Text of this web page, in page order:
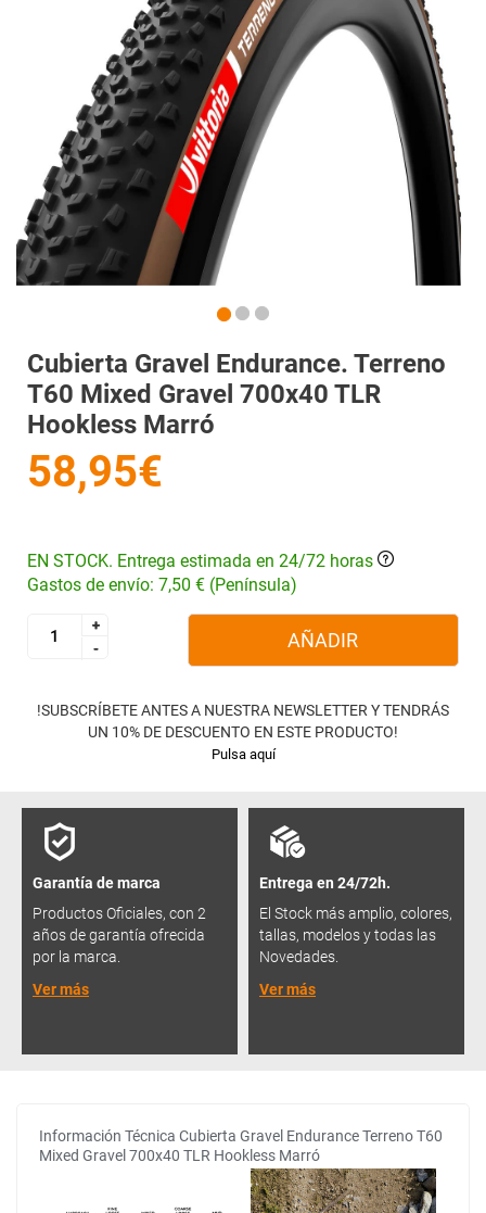
Cubierta Gravel Endurance. Terreno
T60 Mixed Gravel 700x40 TLR
Hookless Marró
58,95€
EN STOCK. Entrega estimada en 24/72 horas
Gastos de envío: 7,50 € (Península)
+
-
+
-
AÑADIR
!SUBSCRÍBETE ANTES A NUESTRA NEWSLETTER Y TENDRÁS
UN 10% DE DESCUENTO EN ESTE PRODUCTO!
Pulsa aquí
Garantía de marca
Productos Oficiales, con 2
años de garantía ofrecida
por la marca.
Ver más
Entrega en 24/72h.
El Stock más amplio, colores,
tallas, modelos y todas las
Novedades.
Ver más
Información Técnica Cubierta Gravel Endurance Terreno T60
Mixed Gravel 700x40 TLR Hookless Marró